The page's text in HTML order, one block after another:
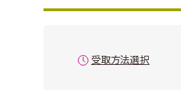
受取方法選択